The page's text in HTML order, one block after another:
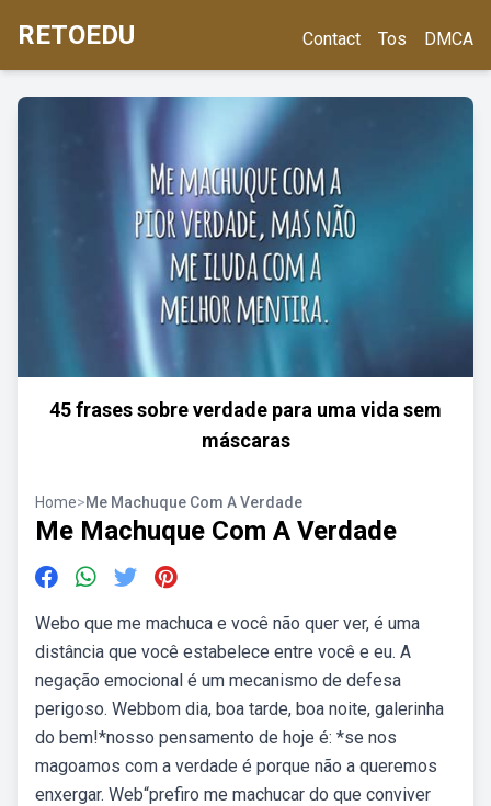
RETOEDU Contact Tos DMCA
45 frases sobre verdade para uma vida sem
máscaras
Home>Me Machuque Com A Verdade
Me Machuque Com A Verdade
Webo que me machuca e você não quer ver, é uma
distância que você estabelece entre você e eu. A
negação emocional é um mecanismo de defesa
perigoso. Webbom dia, boa tarde, boa noite, galerinha
do bem!*nosso pensamento de hoje é: *se nos
magoamos com a verdade é porque não a queremos
enxergar. Web“prefiro me machucar do que conviver